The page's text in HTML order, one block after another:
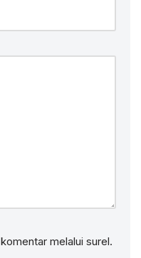
melalui surel.